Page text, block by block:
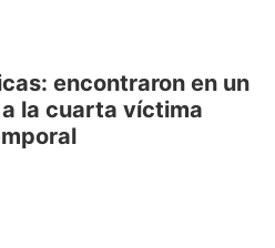
encontraron en un
la cuarta víctima